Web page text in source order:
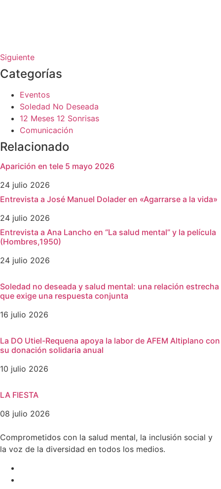
Siguiente
Categorías
Eventos
Soledad No Deseada
12 Meses 12 Sonrisas
Comunicación
Relacionado
Aparición en tele 5 mayo 2026
24 julio 2026
Entrevista a José Manuel Dolader en «Agarrarse a la vida»
24 julio 2026
Entrevista a Ana Lancho en “La salud mental” y la película
(Hombres,1950)
24 julio 2026
Soledad no deseada y salud mental: una relación estrecha
que exige una respuesta conjunta
16 julio 2026
La DO Utiel-Requena apoya la labor de AFEM Altiplano con
su donación solidaria anual
10 julio 2026
LA FIESTA
08 julio 2026
Comprometidos con la salud mental, la inclusión social y
la voz de la diversidad en todos los medios.